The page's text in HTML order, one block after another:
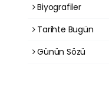
Biyografiler
Tarihte Bugün
Günün Sözü